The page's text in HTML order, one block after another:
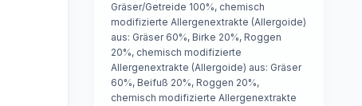
Gräser/Getreide 100%, chemisch
modifizierte Allergenextrakte (Allergoide)
aus: Gräser 60%, Birke 20%, Roggen
20%, chemisch modifizierte
Allergenextrakte (Allergoide) aus: Gräser
60%, Beifuß 20%, Roggen 20%,
chemisch modifizierte Allergenextrakte